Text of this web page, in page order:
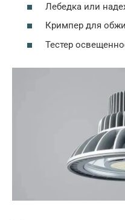
Лебедка или
Кримпер для
Тестер